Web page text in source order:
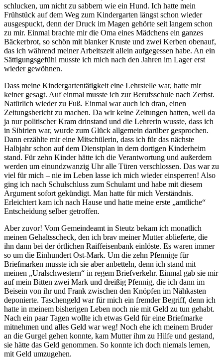
schlucken, um nicht zu sabbern wie ein Hund. Ich hatte mein
Frühstück auf dem Weg zum Kindergarten längst schon wieder
ausgespuckt, denn der Druck im Magen gehörte seit langem schon
zu mir. Einmal brachte mir die Oma eines Mädchens ein ganzes
Bäckerbrot, so schön mit blanker Kruste und zwei Kerben obenauf,
das ich während meiner Arbeitszeit allein aufgegessen habe. An ein
Sättigungsgefühl musste ich mich nach den Jahren im Lager erst
wieder gewöhnen.
Dass meine Kindergartentätigkeit eine Lehrstelle war, hatte mir
keiner gesagt. Auf einmal musste ich zur Berufsschule nach Zerbst.
Natürlich wieder zu Fuß. Einmal war auch ich dran, einen
Zeitungsbericht zu machen. Da wir keine Zeitungen hatten, weil da
ja nur politischer Kram drinstand und die Lehrerin wusste, dass ich
in Sibirien war, wurde zum Glück allgemein darüber gesprochen.
Dann erzählte mir eine Mitschülerin, dass ich für das nächste
Halbjahr schon auf dem Dienstplan in dem dortigen Kinderheim
stand. Für zehn Kinder hätte ich die Verantwortung und außerdem
werden um einundzwanzig Uhr alle Türen verschlossen. Das war zu
viel für mich ‒ nie im Leben lasse ich mich wieder einsperren! Also
ging ich nach Schulschluss zum Schulamt und habe mit diesem
Argument sofort gekündigt. Man hatte für mich Verständnis.
Erleichtert kam ich nach Hause und hatte meine erste
amtliche
Entscheidung selber getroffen.
Aber zuvor! Vom Gemeindeamt in Steutz bekam ich monatlich
meinen Gehaltsscheck, den ich brav meiner Mutter ablieferte, die
ihn dann bei der örtlichen Raiffeisenbank einlöste. Es waren immer
so um die Einhundert Ost-Mark. Um die zehn Pfennige für
Briefmarken musste ich sie aber anbetteln, denn ich stand mit
meinen
Uralschwestern
in regem Briefverkehr. Einmal gab sie mir
auf mein Bitten zwei Mark und dreißig Pfennig, die ich dann im
Beisein von ihr und Frank zwischen den Knöpfen im Nähkasten
deponierte. Taschengeld war für mich ein fremder Begriff, denn ich
hatte in meinem bisherigen Leben noch nie mit Geld zu tun gehabt.
Nach ein paar Tagen wollte ich etwas Geld für eine Briefmarke
mitnehmen und alles Geld war weg! Noch ehe ich meinem Bruder
an die Gurgel gehen konnte, kam Mutter ihm zu Hilfe und gestand,
sie hätte das Geld genommen. So konnte ich doch niemals lernen,
mit Geld umzugehen.